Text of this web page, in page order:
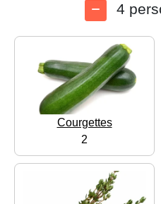
4
Courgettes
2